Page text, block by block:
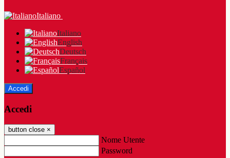
Italiano
Italiano
English
Deutsch
Français
Español
Accedi
Accedi
button close ×
Nome Utente
Password